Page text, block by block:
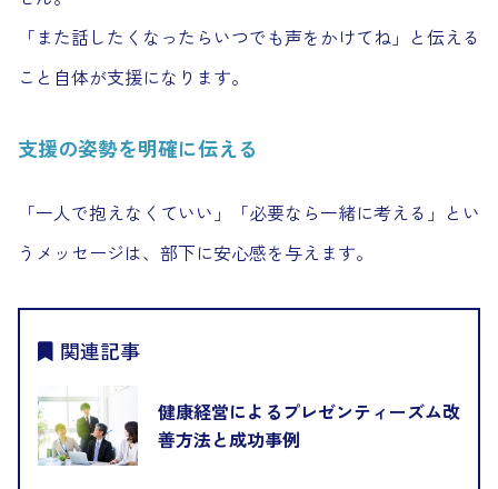
「また話したくなったらいつでも声をかけてね」と伝える
こと自体が支援になります。
支援の姿勢を明確に伝える
「一人で抱えなくていい」「必要なら一緒に考える」とい
うメッセージは、部下に安心感を与えます。
関連記事
健康経営によるプレゼンティーズム改
善方法と成功事例